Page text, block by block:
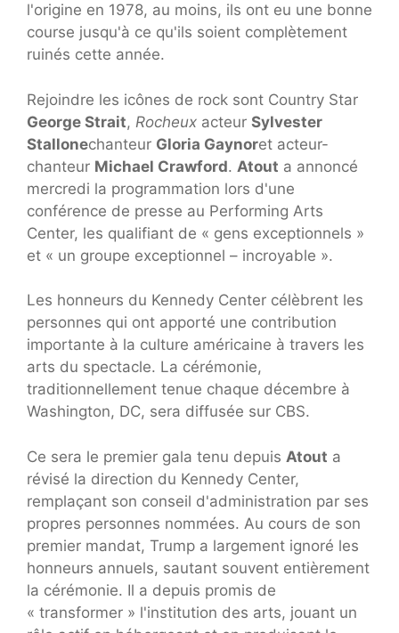
l'origine en 1978, au moins, ils ont eu une bonne
course jusqu'à ce qu'ils soient complètement
ruinés cette année.
Rejoindre les icônes de rock sont Country Star
George Strait, Rocheux acteur Sylvester
Stallonechanteur Gloria Gaynoret acteur-
chanteur Michael Crawford. Atout a annoncé
mercredi la programmation lors d'une
conférence de presse au Performing Arts
Center, les qualifiant de « gens exceptionnels »
et « un groupe exceptionnel – incroyable ».
Les honneurs du Kennedy Center célèbrent les
personnes qui ont apporté une contribution
importante à la culture américaine à travers les
arts du spectacle. La cérémonie,
traditionnellement tenue chaque décembre à
Washington, DC, sera diffusée sur CBS.
Ce sera le premier gala tenu depuis Atout a
révisé la direction du Kennedy Center,
remplaçant son conseil d'administration par ses
propres personnes nommées. Au cours de son
premier mandat, Trump a largement ignoré les
honneurs annuels, sautant souvent entièrement
la cérémonie. Il a depuis promis de
« transformer » l'institution des arts, jouant un